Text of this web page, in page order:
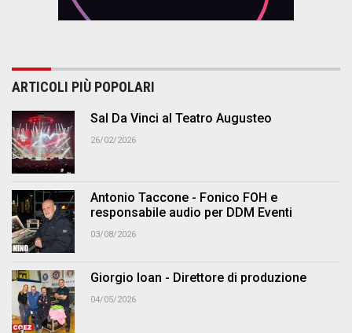
ARTICOLI PIÙ POPOLARI
Sal Da Vinci al Teatro Augusteo
26/02/2026
Antonio Taccone - Fonico FOH e
responsabile audio per DDM Eventi
03/08/2026
Giorgio Ioan - Direttore di produzione
04/05/2026